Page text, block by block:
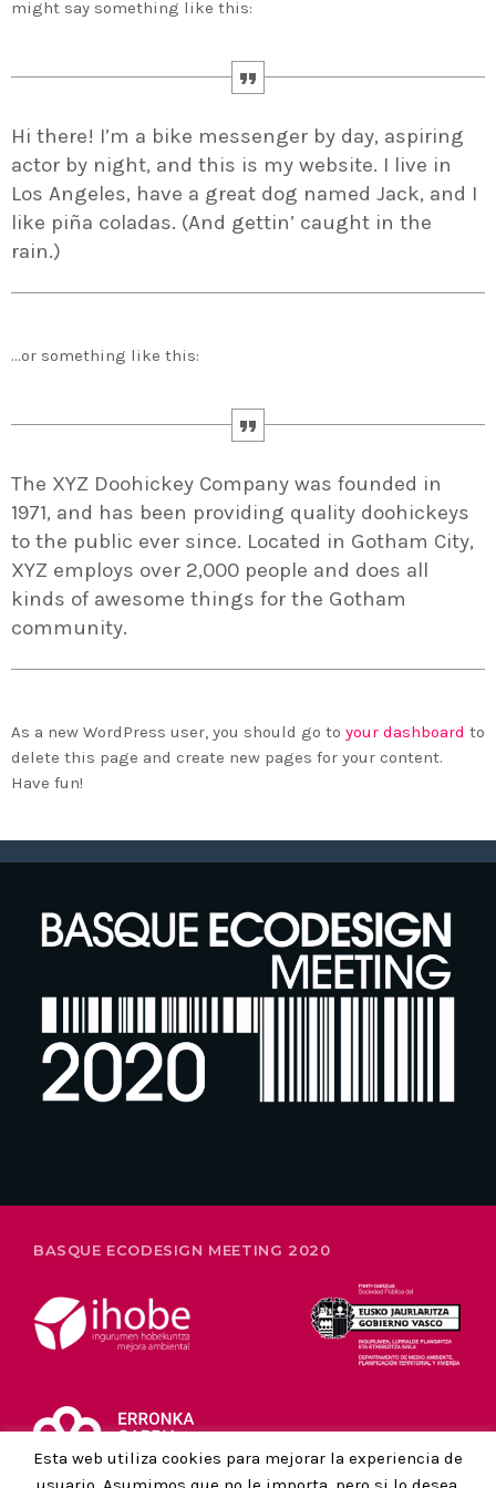
desarrollo en economía circular y ecodiseño
MOST UPVOTED
today 14 DE FEBRERO DE 2020
#BEMBASQUECOUNTRY2020
El Basque Ecodesign Meeting
2020 celebrará en Bilbao los 20
años de liderazgo en innovación
medioambiental de las empresas
vascas
might say something like this:
Hi there! I’m a bike messenger by day, aspiring
actor by night, and this is my website. I live in
Los Angeles, have a great dog named Jack, and I
like piña coladas. (And gettin’ caught in the
rain.)
…or something like this:
The XYZ Doohickey Company was founded in
1971, and has been providing quality doohickeys
to the public ever since. Located in Gotham City,
XYZ employs over 2,000 people and does all
kinds of awesome things for the Gotham
community.
As a new WordPress user, you should go to your dashboard to
delete this page and create new pages for your content.
Have fun!
BASQUE ECODESIGN MEETING 2020
Esta web utiliza cookies para mejorar la experiencia de